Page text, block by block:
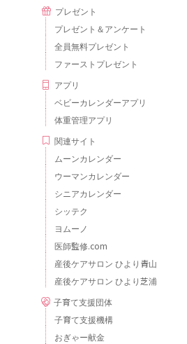
プレゼント
プレゼント＆アンケート
全員無料プレゼント
ファーストプレゼント
アプリ
ベビーカレンダーアプリ
体重管理アプリ
関連サイト
ムーンカレンダー
ウーマンカレンダー
シニアカレンダー
シッテク
ヨムーノ
医師監修.com
産後ケアサロン ひより青山
産後ケアサロン ひより芝浦
子育て支援団体
子育て支援機構
おぎゃー献金